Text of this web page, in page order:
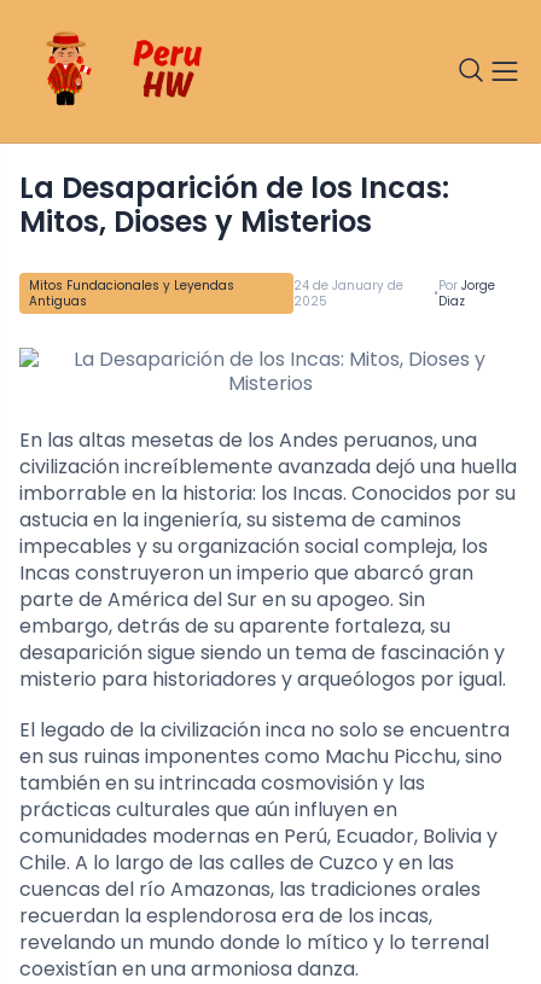
Mitos Fundacionales y Leyendas
Antiguas
24 de January de
2025
•PorJorge
Diaz
La Desaparición de los Incas:
Mitos, Dioses y Misterios
En las altas mesetas de los Andes peruanos, una
civilización increíblemente avanzada dejó una huella
imborrable en la historia: los Incas. Conocidos por su
astucia en la ingeniería, su sistema de caminos
impecables y su organización social compleja, los
Incas construyeron un imperio que abarcó gran
parte de América del Sur en su apogeo. Sin
embargo, detrás de su aparente fortaleza, su
desaparición sigue siendo un tema de fascinación y
misterio para historiadores y arqueólogos por igual.
El legado de la civilización inca no solo se encuentra
en sus ruinas imponentes como Machu Picchu, sino
también en su intrincada cosmovisión y las
prácticas culturales que aún influyen en
comunidades modernas en Perú, Ecuador, Bolivia y
Chile. A lo largo de las calles de Cuzco y en las
cuencas del río Amazonas, las tradiciones orales
recuerdan la esplendorosa era de los incas,
revelando un mundo donde lo mítico y lo terrenal
coexistían en una armoniosa danza.